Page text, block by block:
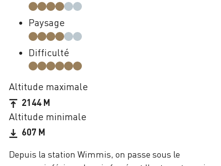
Depuis la station Wimmis, on passe sous le
Paysage
Difficulté
Altitude maximale
2144 M
Altitude minimale
607 M